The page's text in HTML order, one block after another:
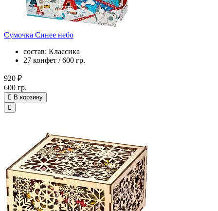
Сумочка Синее небо
состав: Классика
27 конфет / 600 гр.
920 ₽
600 гр.
В корзину